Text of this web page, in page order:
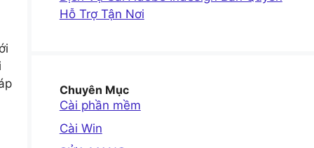
Hỗ Trợ Tận Nơi
Chuyên Mục
Cài phần mềm
Cài Win